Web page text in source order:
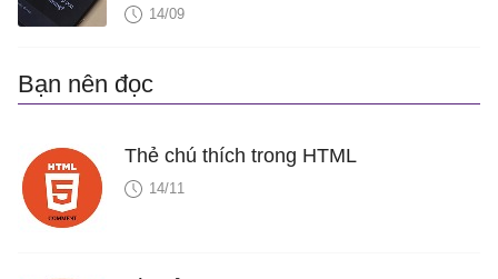
Gemini
14/09
Bạn nên đọc
Thẻ chú thích trong HTML
14/11